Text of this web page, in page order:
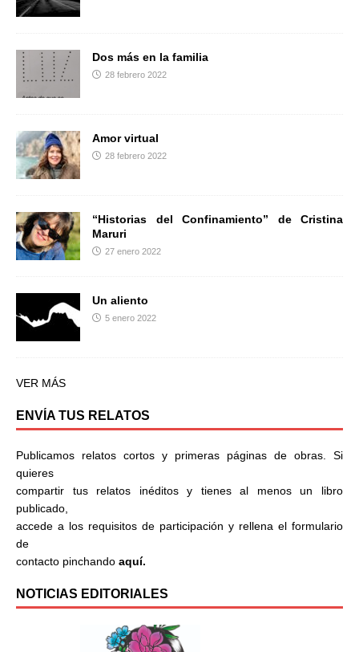
Dos más en la familia
28 febrero 2022
Amor virtual
28 febrero 2022
“Historias del Confinamiento” de Cristina
Maruri
27 enero 2022
Un aliento
5 enero 2022
VER MÁS
ENVÍA TUS RELATOS
Publicamos relatos cortos y primeras páginas de obras. Si
quieres
compartir tus relatos inéditos y tienes al menos un libro
publicado,
accede a los requisitos de participación y rellena el formulario
de
contacto pinchando aquí.
NOTICIAS EDITORIALES